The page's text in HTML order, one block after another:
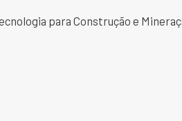
para Construção e